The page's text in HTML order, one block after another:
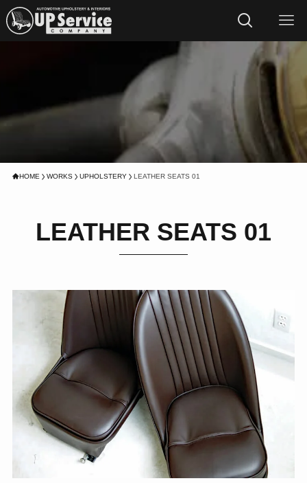
HOME WORKS UPHOLSTERY LEATHER SEATS 01
LEATHER SEATS 01